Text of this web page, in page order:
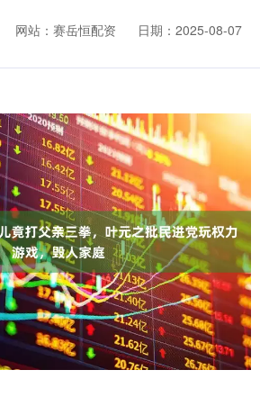
网站：赛岳恒配资
日期：2025-08-07